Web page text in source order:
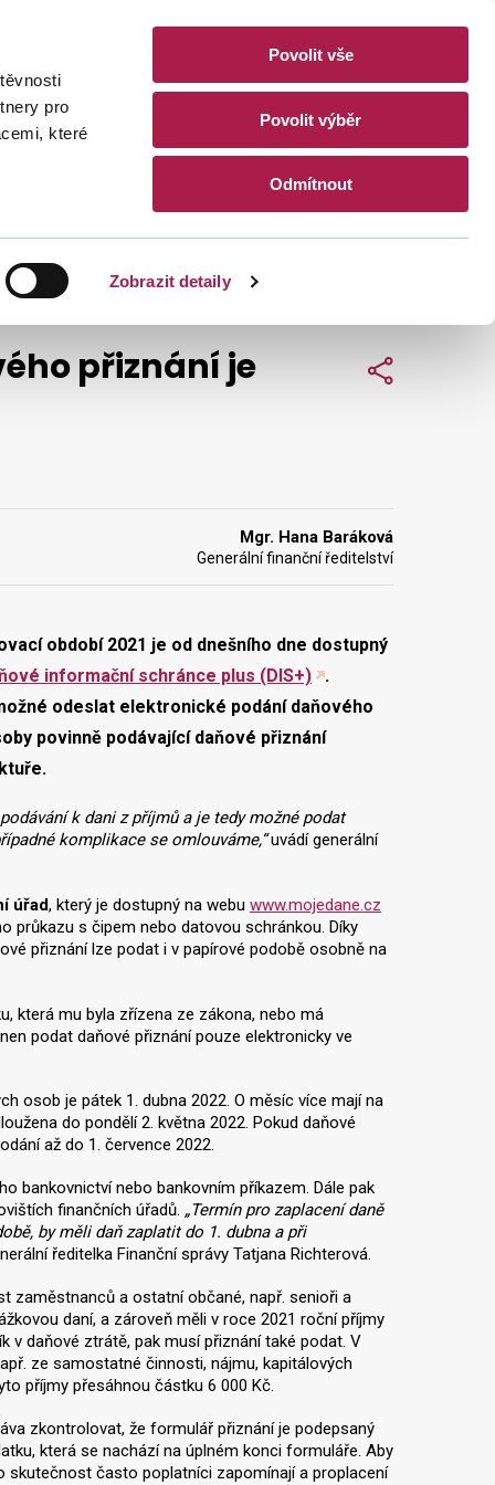
pro
které
Zobrazit detaily
Povolit vše
Povolit výběr
Odmítnout
CZ EN
přiznání je
Sdílet
Mgr. Hana Baráková
Generální finanční ředitelství
období 2021 je od dnešního dne dostupný
informační schránce plus (DIS+)
.
odeslat elektronické podání daňového
povinně podávající daňové přiznání
k dani z příjmů a je tedy možné podat
komplikace se omlouváme,“uvádí generální
úřad, který je dostupný na webu www.mojedane.cz
průkazu s čipem nebo datovou schránkou. Díky
přiznání lze podat i v papírové podobě osobně na
která mu byla zřízena ze zákona, nebo má
podat daňové přiznání pouze elektronicky ve
osob je pátek 1. dubna 2022. O měsíc více mají na
do pondělí 2. května 2022. Pokud daňové
až do 1. července 2022.
bankovnictví nebo bankovním příkazem. Dále pak
finančních úřadů. „Termín pro zaplacení daně
by měli daň zaplatit do 1. dubna a při
ředitelka Finanční správy Tatjana Richterová.
zaměstnanců a ostatní občané, např. senioři a
daní, a zároveň měli v roce 2021 roční příjmy
v daňové ztrátě, pak musí přiznání také podat. V
ze samostatné činnosti, nájmu, kapitálových
příjmy přesáhnou částku 6 000 Kč.
zkontrolovat, že formulář přiznání je podepsaný
která se nachází na úplném konci formuláře. Aby
často poplatníci zapomínají a proplacení